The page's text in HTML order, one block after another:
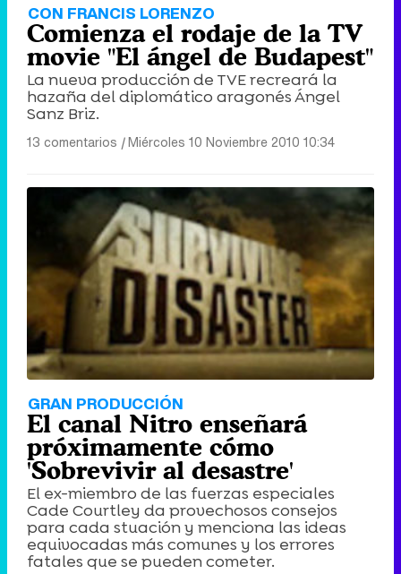
CON FRANCIS LORENZO
Comienza el rodaje de la TV
movie "El ángel de Budapest"
La nueva producción de TVE recreará la
hazaña del diplomático aragonés Ángel
Sanz Briz.
13 comentarios |Miércoles 10 Noviembre 2010 10:34
GRAN PRODUCCIÓN
El canal Nitro enseñará
próximamente cómo
'Sobrevivir al desastre'
El ex-miembro de las fuerzas especiales
Cade Courtley da provechosos consejos
para cada stuación y menciona las ideas
equivocadas más comunes y los errores
fatales que se pueden cometer.